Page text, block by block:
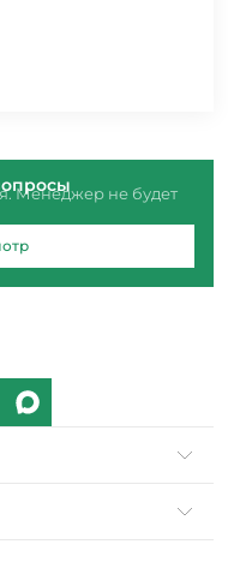
Менеджер не будет